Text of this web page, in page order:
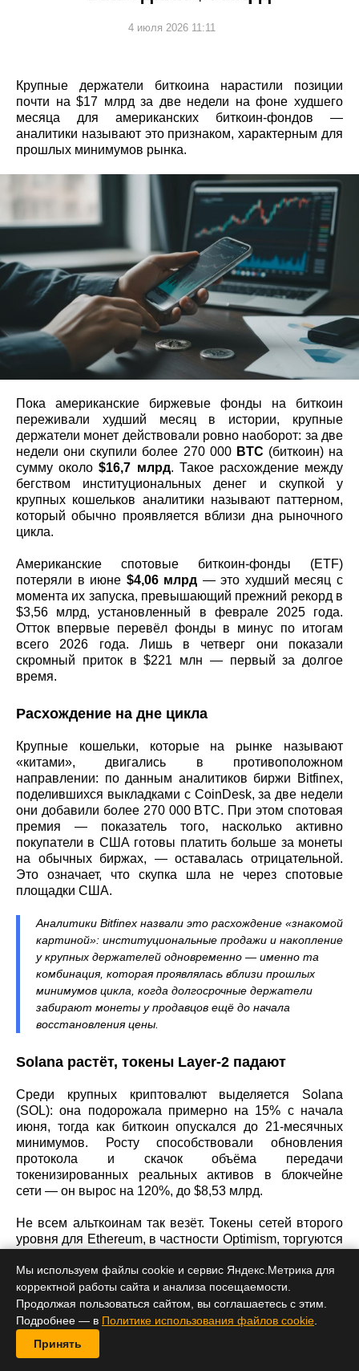
4 июля 2026 11:11
Крупные держатели биткоина нарастили позиции
почти на $17 млрд за две недели на фоне худшего
месяца для американских биткоин-фондов —
аналитики называют это признаком, характерным для
прошлых минимумов рынка.
Пока американские биржевые фонды на биткоин
переживали худший месяц в истории, крупные
держатели монет действовали ровно наоборот: за две
недели они скупили более 270 000 BTC (биткоин) на
сумму около$16,7 млрд. Такое расхождение между
бегством институциональных денег и скупкой у
крупных кошельков аналитики называют паттерном,
который обычно проявляется вблизи дна рыночного
цикла.
Американские спотовые биткоин-фонды (ETF)
потеряли в июне $4,06 млрд — это худший месяц с
момента их запуска, превышающий прежний рекорд в
$3,56 млрд, установленный в феврале 2025 года.
Отток впервые перевёл фонды в минус по итогам
всего 2026 года. Лишь в четверг они показали
скромный приток в $221 млн — первый за долгое
время.
Расхождение на дне цикла
Крупные кошельки, которые на рынке называют
«китами», двигались в противоположном
направлении: по данным аналитиков биржи Bitfinex,
поделившихся выкладками с CoinDesk, за две недели
они добавили более 270 000 BTC. При этом спотовая
премия — показатель того, насколько активно
покупатели в США готовы платить больше за монеты
на обычных биржах, — оставалась отрицательной.
Это означает, что скупка шла не через спотовые
площадки США.
Аналитики Bitfinex назвали это расхождение «знакомой
картиной»: институциональные продажи и накопление
у крупных держателей одновременно — именно та
комбинация, которая проявлялась вблизи прошлых
минимумов цикла, когда долгосрочные держатели
забирают монеты у продавцов ещё до начала
восстановления цены.
Solana растёт, токены Layer-2 падают
Среди крупных криптовалют выделяется Solana
(SOL): она подорожала примерно на 15% с начала
июня, тогда как биткоин опускался до 21-месячных
минимумов. Росту способствовали обновления
протокола и скачок объёма передачи
токенизированных реальных активов в блокчейне
сети — он вырос на 120%, до $8,53 млрд.
Не всем альткоинам так везёт. Токены сетей второго
уровня для Ethereum, в частности Optimism, торгуются
Base, принадлежащая Coinbase, отказалась от общей
технологии Optimism. Это лишило токен главного
аргумента в его пользу — участия в распределении
комиссий за транзакции.
Что дальше решит инфляция
Мы используем файлы cookie и сервис Яндекс.Метрика для
корректной работы сайта и анализа посещаемости.
Продолжая пользоваться сайтом, вы соглашаетесь с этим.
Подробнее — в Политике использования файлов cookie
Принять